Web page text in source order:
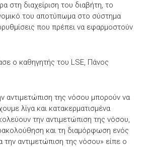
στη διαχείριση του διαβήτη, το
του αποτύπωμα στο σύστημα
που πρέπει να εφαρμοστούν
ο καθηγητής του LSE, Πάνος
αντιμετώπιση της νόσου μπορούν να
λίγα και κατακερματισμένα
την αντιμετώπιση της νόσου,
και τη διαμόρφωση ενός
την αντιμετώπιση της νόσου» είπε ο